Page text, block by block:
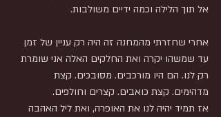
אל תוך הלילה וכמה ידיים משולבות.
אחרי שחזרתי מהמחנה זה היה רק עניין של זמן
עד שמשהו יקרה ואת החלקים האלה אני שומרת
רק לנו. הם היו מורכבים. מסובכים. קצת
מדהימים. קצת כואבים. קצרים וחולפים.
אז תמיד יהיה לנו את האופרה, ואת ליל האהבה